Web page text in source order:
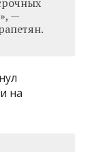
—
на